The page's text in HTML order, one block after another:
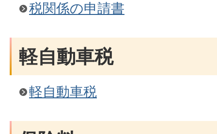
税関係の申請書
軽自動車税
軽自動車税